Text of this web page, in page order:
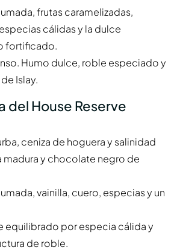
frutas caramelizadas,
cálidas y la dulce
fortificado.
Humo dulce, roble especiado y
Islay.
del House Reserve
ceniza de hoguera y salinidad
madura y chocolate negro de
vainilla, cuero, especias y un
equilibrado por especia cálida y
de roble.